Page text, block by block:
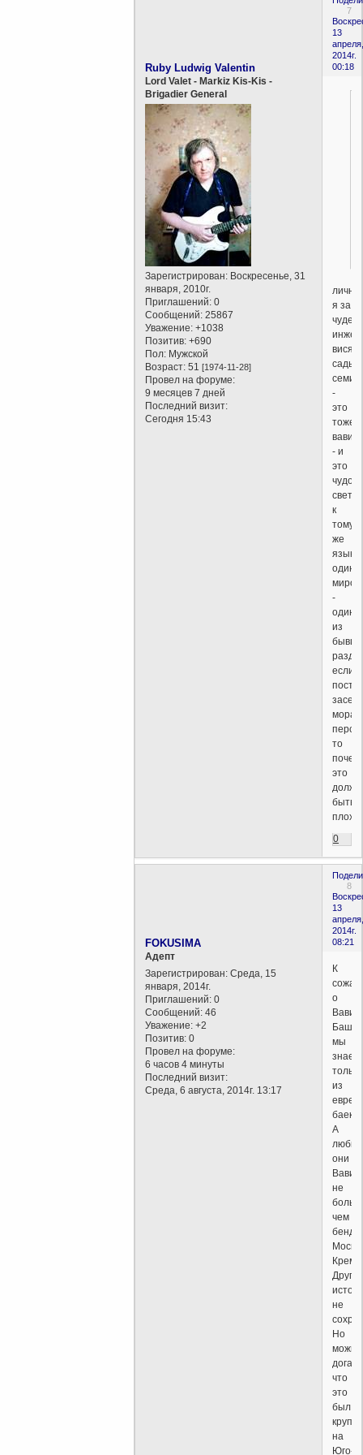
7
13
апреля,
2014г.
00:18
Ruby Ludwig Valentin
Lord Valet - Markiz Kis-Kis -
Brigadier General
Зарегистрирован: Воскресенье, 31
января, 2010г.
Приглашений: 0
Сообщений: 25867
Уважение: +1038
Позитив: +690
Пол: Мужской
Возраст: 51[1974-11-28]
Провел на форуме:
9 месяцев 7 дней
Последний визит:
Сегодня 15:43
лично
я за
чудеса
сады
-
это
тоже
- и
это
чудо
света.
к
тому
же
язык
один
-
один
из
если
то
это
быть
0
8
13
апреля,
2014г.
08:21
FOKUSIMA
Aдепт
Зарегистрирован: Среда, 15
января, 2014г.
Приглашений: 0
Сообщений: 46
Уважение: +2
Позитив: 0
Провел на форуме:
6 часов 4 минуты
Последний визит:
Среда, 6 августа, 2014г. 13:17
К
о
Башне
мы
знаем
только
из
баек
А
они
не
чем
Других
не
Но
можно
что
это
был
на
Юго-